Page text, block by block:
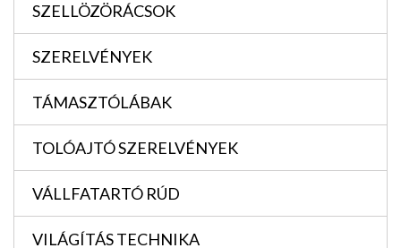
SZELLÖZÖRÁCSOK
SZERELVÉNYEK
TÁMASZTÓLÁBAK
TOLÓAJTÓ SZERELVÉNYEK
VÁLLFATARTÓ RÚD
VILÁGÍTÁS TECHNIKA